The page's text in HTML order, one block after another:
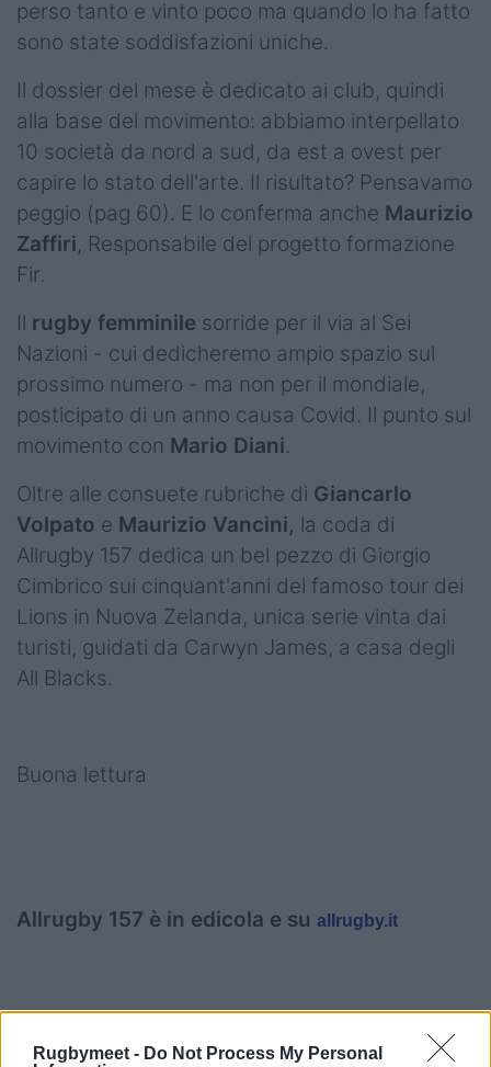
Rugbymeet - Do Not Process My Personal
perso tanto e vinto poco ma quando lo ha fatto
sono state soddisfazioni uniche.
Il dossier del mese è dedicato ai club, quindi
alla base del movimento: abbiamo interpellato
10 società da nord a sud, da est a ovest per
capire lo stato dell'arte. Il risultato? Pensavamo
peggio (pag 60). E lo conferma anche Maurizio
Zaffiri, Responsabile del progetto formazione
Fir.
Il rugby femminile sorride per il via al Sei
Nazioni - cui dedicheremo ampio spazio sul
prossimo numero - ma non per il mondiale,
posticipato di un anno causa Covid. Il punto sul
movimento con Mario Diani.
Oltre alle consuete rubriche di Giancarlo
Volpato e Maurizio Vancini, la coda di
Allrugby 157 dedica un bel pezzo di Giorgio
Cimbrico sui cinquant'anni del famoso tour dei
Lions in Nuova Zelanda, unica serie vinta dai
turisti, guidati da Carwyn James, a casa degli
All Blacks.
Buona lettura
Allrugby 157 è in edicola e su allrugby.it